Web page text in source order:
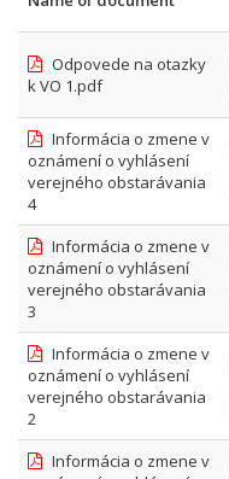
Odpovede na otazky
k VO 1.pdf
Informácia o zmene v
oznámení o vyhlásení
verejného obstarávania
4
Informácia o zmene v
oznámení o vyhlásení
verejného obstarávania
3
Informácia o zmene v
oznámení o vyhlásení
verejného obstarávania
2
Informácia o zmene v